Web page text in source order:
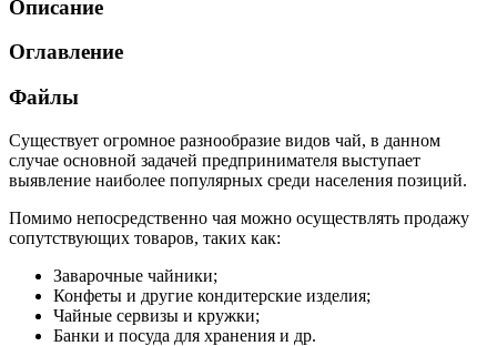
Описание
Оглавление
Файлы
Существует огромное разнообразие видов чай, в данном
случае основной задачей предпринимателя выступает
выявление наиболее популярных среди населения позиций.
Помимо непосредственно чая можно осуществлять продажу
сопутствующих товаров, таких как:
Заварочные чайники;
Конфеты и другие кондитерские изделия;
Чайные сервизы и кружки;
Банки и посуда для хранения и др.